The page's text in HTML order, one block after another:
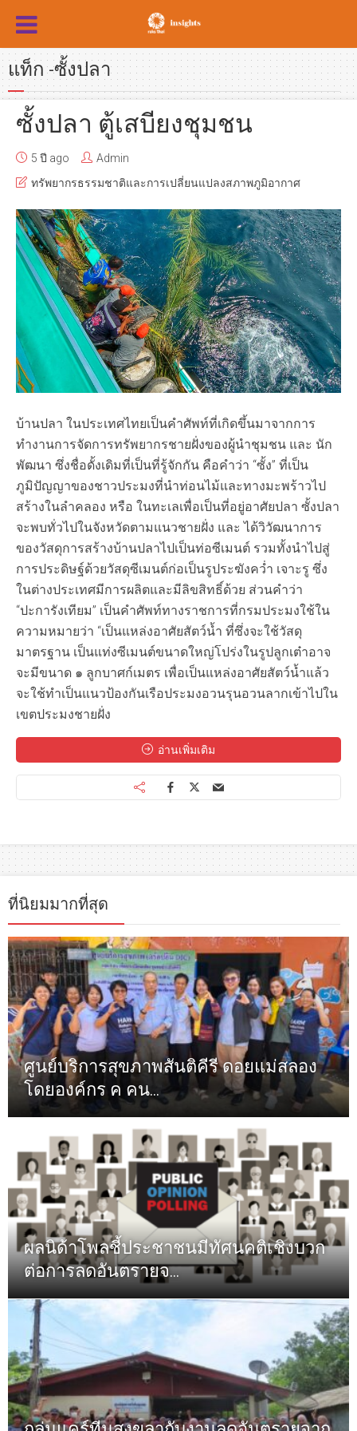
แท็ก -ซั้งปลา
ซั้งปลา ตู้เสบียงชุมชน
5 ปี ago
Admin
ทรัพยากรธรรมชาติและการเปลี่ยนแปลงสภาพภูมิอากาศ
บ้านปลา ในประเทศไทยเป็นคำศัพท์ที่เกิดขึ้นมาจากการ
ทำงานการจัดการทรัพยากรชายฝั่งของผู้นำชุมชน และ นัก
พัฒนา ซึ่งชื่อดั้งเดิมที่เป็นที่รู้จักกัน คือคำว่า “ซั้ง” ที่เป็น
ภูมิปัญญาของชาวประมงที่นำท่อนไม้และทางมะพร้าวไป
สร้างในลำคลอง หรือ ในทะเลเพื่อเป็นที่อยู่อาศัยปลา ซั้งปลา
จะพบทั่วไปในจังหวัดตามแนวชายฝั่ง และ ได้วิวัฒนาการ
ของวัสดุการสร้างบ้านปลาไปเป็นท่อซีเมนต์ รวมทั้งนำไปสู่
การประดิษฐ์ด้วยวัสดุซีเมนต์ก่อเป็นรูประฆังคว่ำ เจาะรู ซึ่ง
ในต่างประเทศมีการผลิตและมีลิขสิทธิ์ด้วย ส่วนคำว่า
“ปะการังเทียม” เป็นคำศัพท์ทางราชการที่กรมประมงใช้ใน
ความหมายว่า “เป็นแหล่งอาศัยสัตว์น้ำ ที่ซึ่งจะใช้วัสดุ
มาตรฐาน เป็นแท่งซีเมนต์ขนาดใหญ่โปร่งในรูปลูกเต๋าอาจ
จะมีขนาด ๑ ลูกบาศก์เมตร เพื่อเป็นแหล่งอาศัยสัตว์น้ำแล้ว
จะใช้ทำเป็นแนวป้องกันเรือประมงอวนรุนอวนลากเข้าไปใน
เขตประมงชายฝั่ง
อ่านเพิ่มเติม
ที่นิยมมากที่สุด
ศูนย์บริการสุขภาพสันติคีรี ดอยแม่สลอง
โดยองค์กร ค คน...
ผลนิด้าโพลชี้ประชาชนมีทัศนคติเชิงบวก
ต่อการลดอันตรายจ...